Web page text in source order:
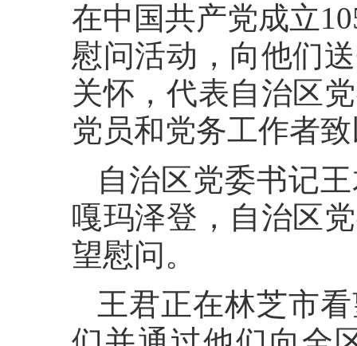
在中国共产党成立
慰问活动，向他们
关怀，代表自治区
党员和党务工作者
自治区党委书记
嘎玛泽登，自治区
望慰问。
王君正在林芝市